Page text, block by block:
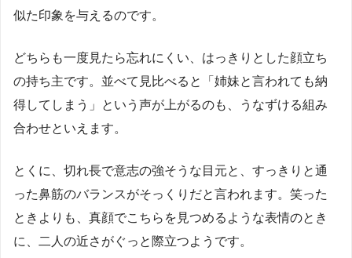
似た印象を与えるのです。
どちらも一度見たら忘れにくい、はっきりとした顔立ち
の持ち主です。並べて見比べると「姉妹と言われても納
得してしまう」という声が上がるのも、うなずける組み
合わせといえます。
とくに、切れ長で意志の強そうな目元と、すっきりと通
った鼻筋のバランスがそっくりだと言われます。笑った
ときよりも、真顔でこちらを見つめるような表情のとき
に、二人の近さがぐっと際立つようです。